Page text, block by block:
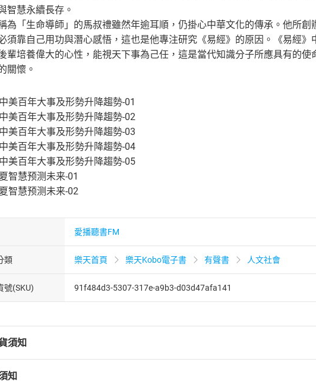
智慧永續長存。
為「生命導師」的馬叔禮雖然年逾耳順，仍掛心中華文化的傳承。他所
須靠自己用功與潛心感悟，這也是他專注研究《易經》的原因。《易經
輩培養偉大的心性，能視天下事為己任，這是當代知識分子所應具有的
關懷。
美百年大事及形勢升降趨勢-01
美百年大事及形勢升降趨勢-02
美百年大事及形勢升降趨勢-03
美百年大事及形勢升降趨勢-04
美百年大事及形勢升降趨勢-05
智慧预测未来-01
智慧预测未来-02
愛播聽書FM
類 樂天首頁 樂天Kobo電子書 有聲書 人文社會
號(SKU) 91f484d3-5307-317e-a9b3-d03d47afa141
須知
貨規定：
知